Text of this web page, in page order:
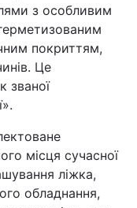
з особливим
покриттям,
Це
званої
місця сучасної
ліжка,
обладнання,